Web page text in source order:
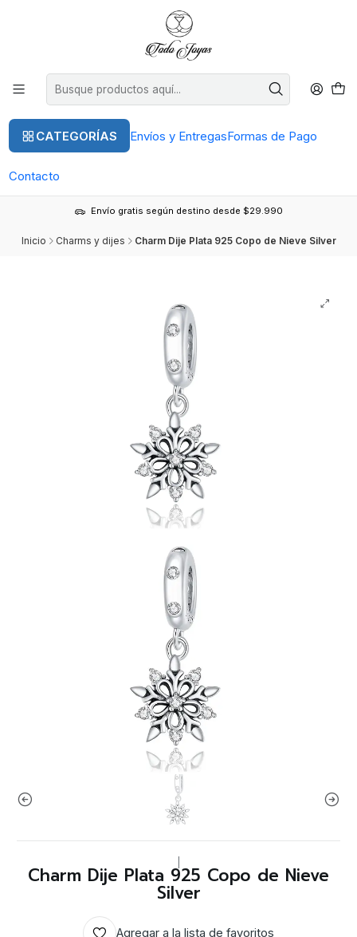
CATEGORÍAS Envíos y EntregasFormas de Pago
Contacto
Envío gratis según destino desde $29.990
Inicio Charms y dijes Charm Dije Plata 925 Copo de Nieve Silver
Charm Dije Plata 925 Copo de Nieve
Silver
Agregar a la lista de favoritos